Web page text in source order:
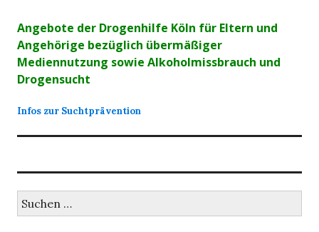
Angebote der Drogenhilfe Köln für Eltern und
Angehörige bezüglich übermäßiger
Mediennutzung sowie Alkoholmissbrauch und
Drogensucht
Infos zur Suchtprävention
nach: